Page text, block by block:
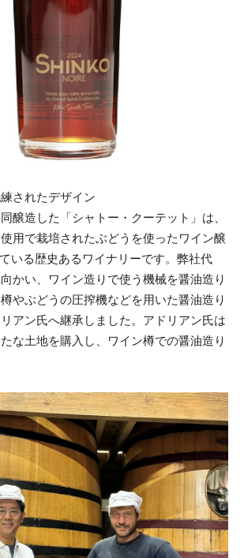
されたデザイン
醸造した「シャトー・クーテット」は、
用で栽培されたぶどうを使ったワイン醸
いる歴史あるワイナリーです。弊社代
かい、ワイン造りで使う機械を醤油造り
やぶどうの圧搾機などを用いた醤油造り
アン氏へ継承しました。アドリアン氏は
な土地を購入し、ワイン樽での醤油造り